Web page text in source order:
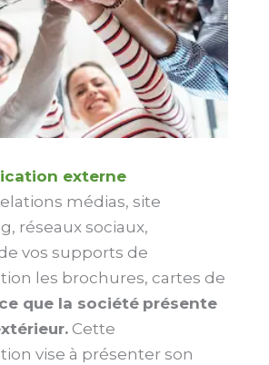
externe
médias, site
réseaux sociaux,
vos supports de
les brochures, cartes de
ce que la société présente
Cette
vise à présenter son